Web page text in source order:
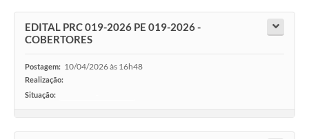
EDITAL PRC 019-2026 PE 019-2026 -
COBERTORES
Postagem: 10/04/2026 às 16h48
Realização:
Situação: